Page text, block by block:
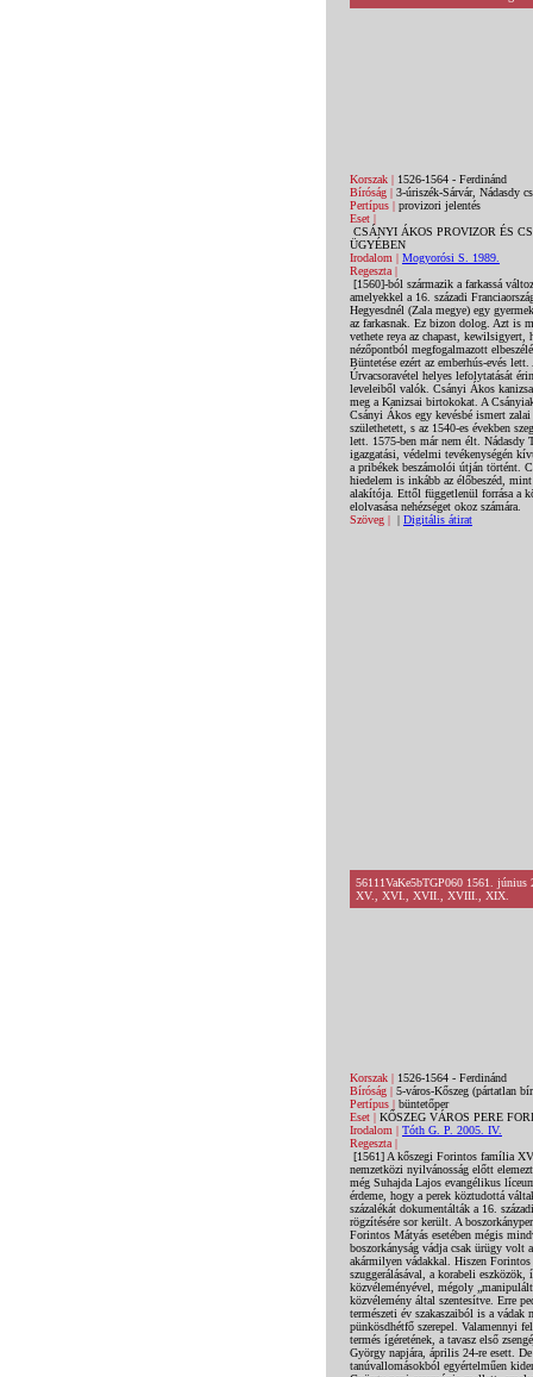
Korszak |1526-1564 - Ferdinánd
Bíróság |3-úriszék-Sárvár, Nádasdy
Pertípus |provizori jelentés
Eset |
CSÁNYI ÁKOS PROVIZOR ÉS
ÜGYÉBEN
Irodalom | Mogyorósi S. 1989.
Regeszta |
[1560]-ból származik a farkassá
amelyekkel a 16. századi
Hegyesdnél (Zala megye) egy
az farkasnak. Ez bizon dolog. Azt is
vethete reya az chapast,
nézőpontból megfogalmazott
Büntetése ezért az emberhús-evés
Úrvacsoravétel helyes lefolytatását
leveleiből valók. Csányi Ákos
meg a Kanizsai birtokokat. A
Csányi Ákos egy kevésbé ismert
születhetett, s az 1540-es években
lett. 1575-ben már nem élt. Nádasdy
igazgatási, védelmi tevékenységén
a pribékek beszámolói útján történt.
hiedelem is inkább az élőbeszéd,
alakítója. Ettől függetlenül forrása a
elolvasása nehézséget okoz számára.
Szöveg || Digitális átirat
56111VaKe5bTGP060 1561.
XV., XVI., XVII., XVIII., XIX.
Korszak |1526-1564 - Ferdinánd
Bíróság |5-város-Kőszeg (pártatlan
Pertípus |büntetőper
Eset |KŐSZEG VÁROS PERE
Irodalom | Tóth G. P. 2005. IV.
Regeszta |
[1561] A kőszegi Forintos família XVI. századi boszorkányperével először Horváth Ferenc foglalkozot 1969-ben. A Savaria Nyári Egyetem az évi kurzusán nemzetközi nyilvánosság előtt elemezte Forintos Margit 1539-es és apja, Forintos Mátyás 1561-es boszorkányperének történetét. A két per forrásanyagát még Suhajda Lajos evangélikus líceumi tanár regisztrálta az 1930-as években a kőszegi levéltár rendezése során. Azonban kétségtelenül Horváth Ferenc érdeme, hogy a perek köztudottá váltak. A pert később Bariska István tette közzé és írt kimerítő elemzést belőle. Nem tudjuk, hogy a szóbeli pereknek hány százalékát dokumentálták a 16. századi Kőszegen. Forintos kétségtelenül tragikus kimenetelű pere is annak köszönhette fennmaradását, hogy írásbeli rögzítésére sor került. A boszorkányperek intézményesítésére a XVI. századi kőszegi igazságszolgáltatási gyakorlatban nehéz elegendő bizonyítékot találni. Forintos Mátyás esetében mégis mindvégig ennek a veszélye kísértett, hiszen a per maga egy városon belüli hatalmi harc kereteit adta, amelyben a boszorkányság vádja csak ürügy volt a tehetős és nagy tekintélyű szenátor semlegesítésére. De éppen elegendő ahhoz, hogy perbe fogják. S nem is akármilyen vádakkal. Hiszen Forintos bűne, a szőlőt, gabonát és termést rontó varázslás az egész városra nyomort, szenvedést és szegénységet hoz. A vád szuggerálásával, a korabeli eszközök, így a tanúvallomások, a kínzásokkal kicsikart nyilatkozatok bizonyító erejének elfogadtatásával, egy egész város közvéleményével, mégoly „manipulált” befolyásoltságával legalizálni lehetett volna az elsőfokon meghozott ítéletet. Természetesen nem jogilag, hanem a közvélemény által szentesítve. Erre pedig szükség is lett volna a szenátorok pozíciójának megerősítésére. Nem véletlen tehát, hogy az év, mondhatni a természeti év szakaszaiból is a vádak mint Szent György napja, Szent Fülöp és Szent Jakab ünnepe, valamint pünkösd ünnepének vigíliája, napja és pünkösdhétfő szerepel. Valamennyi felsorolt ünnep a zöld, a zöld levél, a termés szaporodásának, a tavasz eljövetelének kultuszával kapcsolatosak. A jó termés ígéretének, a tavasz első zsengéje bemutatásának ünnepe, ahogy Kőszegen mondták, a „szőlő jövésének” bemutatása valóban minden esztendő Szent György napjára, április 24-re esett. De ezen a napon került sor a városi restaurációra a